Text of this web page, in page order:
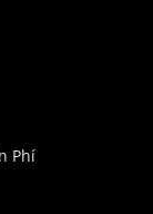
Phí